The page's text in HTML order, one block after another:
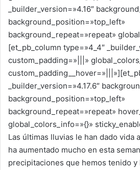
s
A
p
p
e
b
o
o
k
er e
dI
n
l
p
_builder_version=»4.16″
background_position=»top_left»
background_repeat=»repeat»
[et_pb_column type=»4_4″
custom_padding=»|||»
_builder_version=»4.17.6″
background_position=»top_left»
background_repeat=»repeat»
global_colors_info=»{}»
Las últimas lluvias le han dado vida
ha aumentado mucho en esta
precipitaciones que hemos tenido